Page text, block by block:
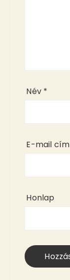
Név *
E-mail cím
Honlap